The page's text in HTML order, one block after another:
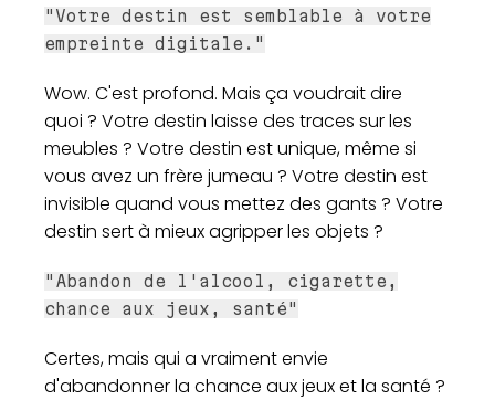
"Votre destin est semblable à votre
empreinte digitale."
Wow. C'est profond. Mais ça voudrait dire
quoi ? Votre destin laisse des traces sur les
meubles ? Votre destin est unique, même si
vous avez un frère jumeau ? Votre destin est
invisible quand vous mettez des gants ? Votre
destin sert à mieux agripper les objets ?
"Abandon de l'alcool, cigarette,
chance aux jeux, santé"
Certes, mais qui a vraiment envie
d'abandonner la chance aux jeux et la santé ?